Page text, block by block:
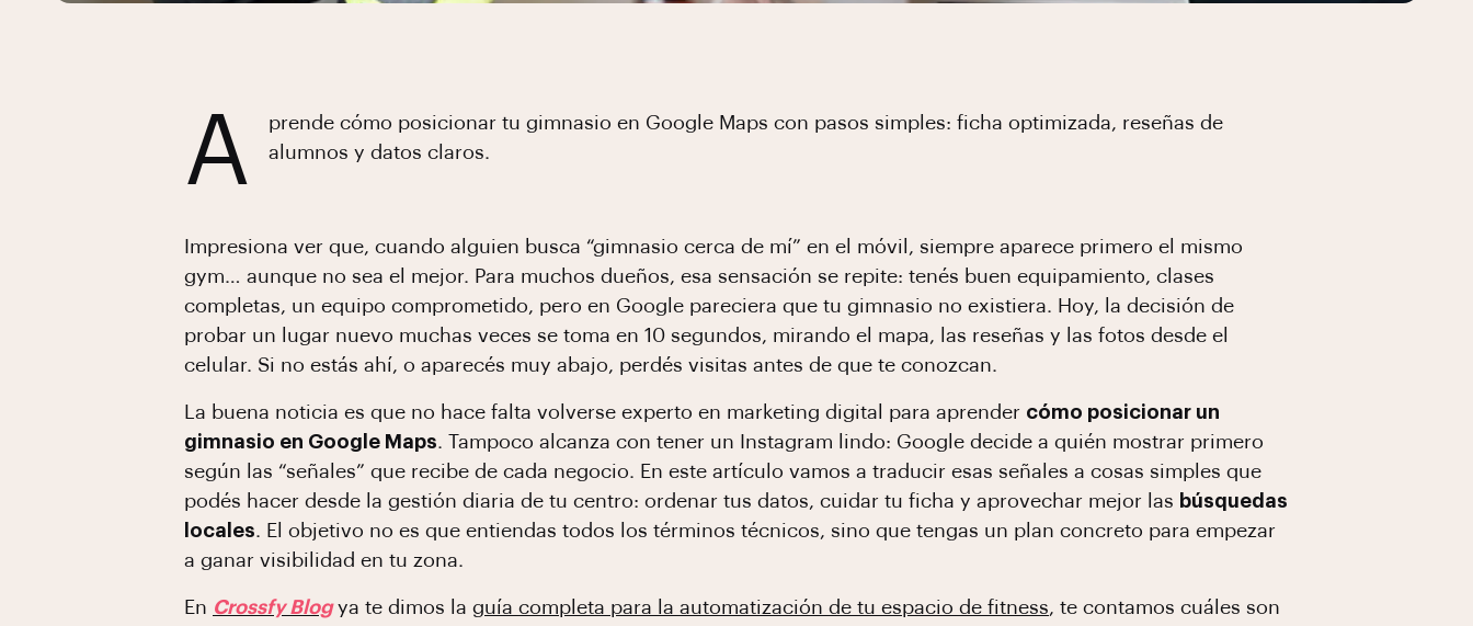
A
prende cómo posicionar tu gimnasio en Google Maps con pasos simples: ficha optimizada, reseñas de
alumnos y datos claros.
Impresiona ver que, cuando alguien busca “gimnasio cerca de mí” en el móvil, siempre aparece primero el mismo
gym… aunque no sea el mejor. Para muchos dueños, esa sensación se repite: tenés buen equipamiento, clases
completas, un equipo comprometido, pero en Google pareciera que tu gimnasio no existiera. Hoy, la decisión de
probar un lugar nuevo muchas veces se toma en 10 segundos, mirando el mapa, las reseñas y las fotos desde el
celular. Si no estás ahí, o aparecés muy abajo, perdés visitas antes de que te conozcan.
La buena noticia es que no hace falta volverse experto en marketing digital para aprender cómo posicionar un
gimnasio en Google Maps. Tampoco alcanza con tener un Instagram lindo: Google decide a quién mostrar primero
según las “señales” que recibe de cada negocio. En este artículo vamos a traducir esas señales a cosas simples que
podés hacer desde la gestión diaria de tu centro: ordenar tus datos, cuidar tu ficha y aprovechar mejor las búsquedas
locales. El objetivo no es que entiendas todos los términos técnicos, sino que tengas un plan concreto para empezar
a ganar visibilidad en tu zona.
En Crossfy Blogya te dimos la guía completa para la automatización de tu espacio de fitness, te contamos cuáles son